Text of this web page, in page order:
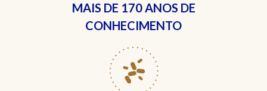
MAIS DE 170 ANOS DE
CONHECIMENTO